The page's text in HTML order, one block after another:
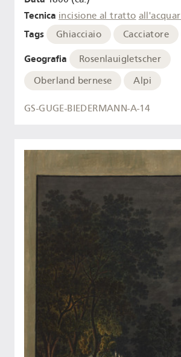
Tecnica incisione al tratto
Tags Ghiacciaio Cacciatore
Geografia
Rosenlauigletscher
Oberland bernese
Alpi
GS-GUGE-BIEDERMANN-A-14